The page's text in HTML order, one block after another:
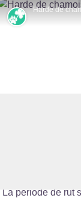
Faune et
La période de rut